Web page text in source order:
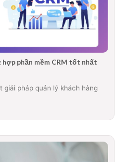
hợp phần mềm CRM tốt nhất
giải pháp quản lý khách hàng